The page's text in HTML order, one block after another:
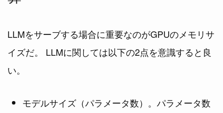
LLMをサーブする場合に重要なのがGPUのメモリサ
イズだ。 LLMに関しては以下の2点を意識すると良
い。
モデルサイズ（パラメータ数）。パラメータ数